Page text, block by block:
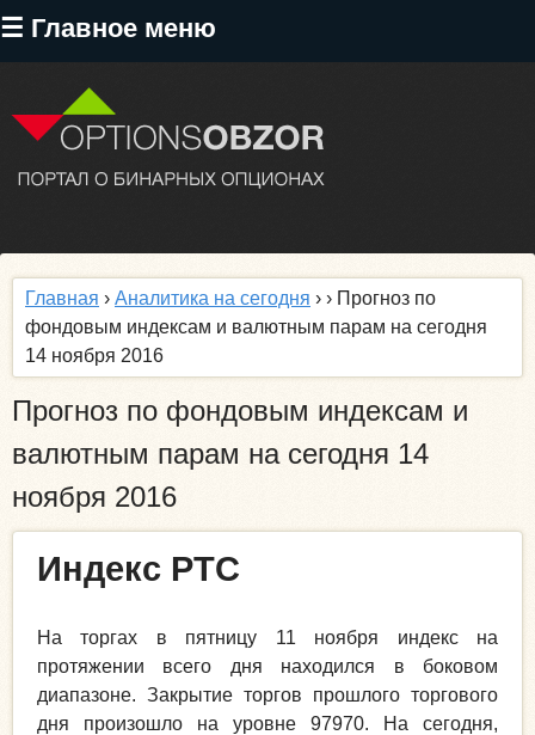
☰ Главное меню
Перейти
содержанию
Главная › Аналитика на сегодня › › Прогноз по
фондовым индексам и валютным парам на сегодня
14 ноября 2016
Прогноз по фондовым индексам и
валютным парам на сегодня 14
ноября 2016
Индекс РТС
На торгах в пятницу 11 ноября индекс на
протяжении всего дня находился в боковом
диапазоне. Закрытие торгов прошлого торгового
дня произошло на уровне 97970. На сегодня,